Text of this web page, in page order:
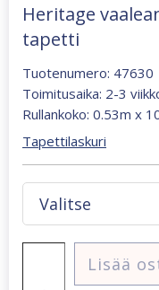
Heritage
tapetti
Tuotenumero: 47630
Toimitusaika: 2-3
Rullankoko: 0.53m x
Tapettilaskuri
vaaleanharmaa
yksivärinen
Lisää